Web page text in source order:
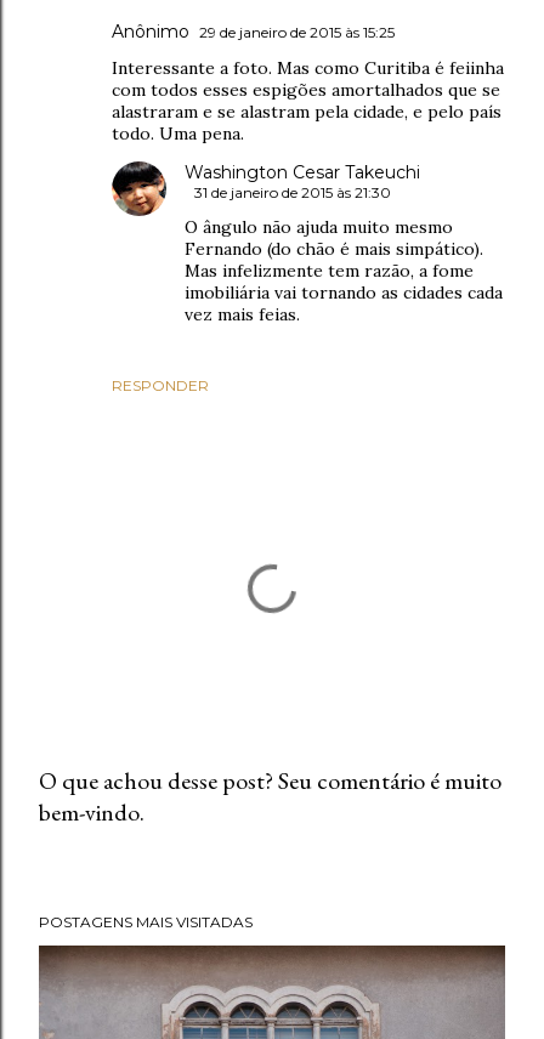
Anônimo 29 de janeiro de 2015 às 15:25
Interessante a foto. Mas como Curitiba é feiinha
com todos esses espigões amortalhados que se
alastraram e se alastram pela cidade, e pelo país
todo. Uma pena.
RESPONDER
Washington Cesar Takeuchi
31 de janeiro de 2015 às 21:30
O ângulo não ajuda muito mesmo
Fernando (do chão é mais simpático).
Mas infelizmente tem razão, a fome
imobiliária vai tornando as cidades cada
vez mais feias.
P
a
r
u
O que achou desse post? Seu comentário é muito
bem-vindo.
POSTAGENS MAIS VISITADAS